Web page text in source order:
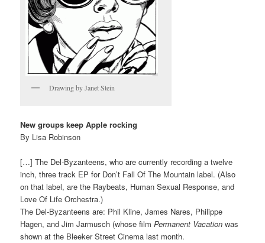
Drawing by Janet Stein
New groups keep Apple rocking
By Lisa Robinson
[…] The Del-Byzanteens, who are currently recording a twelve
inch, three track EP for Don’t Fall Of The Mountain label. (Also
on that label, are the Raybeats, Human Sexual Response, and
Love Of Life Orchestra.)
The Del-Byzanteens are: Phil Kline, James Nares, Philippe
Hagen, and Jim Jarmusch (whose filmPermanent Vacation was
shown at the Bleeker Street Cinema last month.